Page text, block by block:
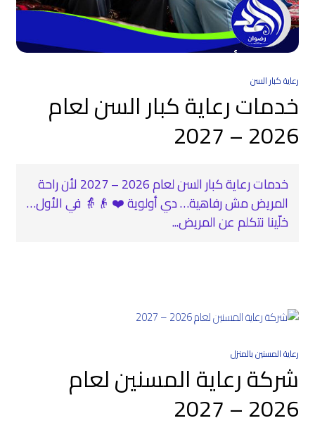
رعاية كبار السن
خدمات رعاية كبار السن لعام
2026 – 2027
خدمات رعاية كبار السن لعام 2026 – 2027 لأن راحة
المريض مش رفاهية… دي أولوية ❤️ 👴👵 في الأول…
خلّينا نتكلم عن المريض...
رعاية المسنين بالمنزل
شركة رعاية المسنين لعام
2026 – 2027